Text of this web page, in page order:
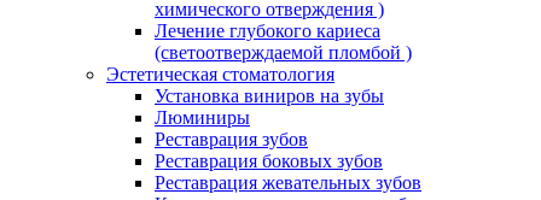
химического отверждения )
Лечение глубокого кариеса
(светоотверждаемой пломбой )
Эстетическая стоматология
Установка виниров на зубы
Люминиры
Реставрация зубов
Реставрация боковых зубов
Реставрация жевательных зубов